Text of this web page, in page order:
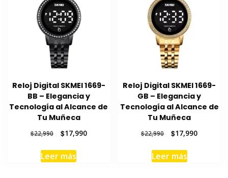
Reloj Digital SKMEI 1669-
BB – Elegancia y
Tecnología al Alcance de
Tu Muñeca
$22,990
original
era:
$17,990El
Leer más
Reloj Digital SKMEI 1669-
GB – Elegancia y
Tecnología al Alcance de
Tu Muñeca
$22,990
El
original
era:
$17,990El
Leer más